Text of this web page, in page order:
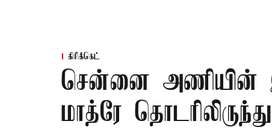
கிரிக்கெட்
சென்னை அணியின்
மாத்ரே